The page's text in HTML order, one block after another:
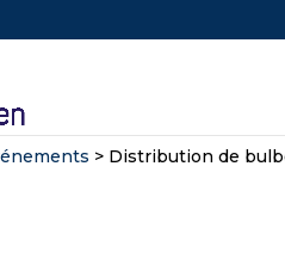
> Distribution de